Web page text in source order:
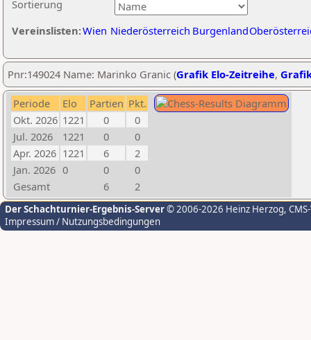
Sortierung
Vereinslisten:Wien Niederösterreich Burgenland
Pnr:149024 Name: Marinko Granic (Grafik Elo-Zeitreihe,
Periode Elo Partien Pkt.
Okt. 2026 1221 0
0
Jul. 2026
1221 0
0
Apr. 2026 1221 6
2
Jan. 2026 0 0
0
Gesamt
6 2
Der Schachturnier-Ergebnis-Server© 2006-2026 Heinz Herzog,
Impressum / Nutzungsbedingungen